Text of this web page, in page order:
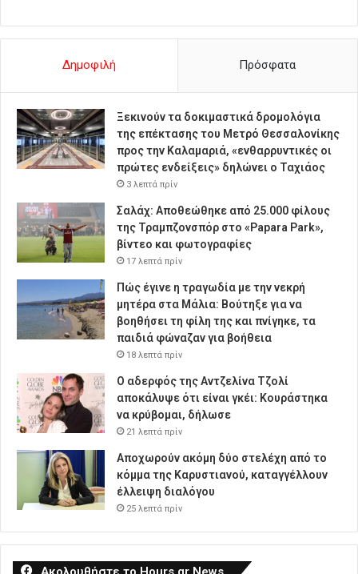
Δημοφιλή Πρόσφατα
Ξεκινούν τα δοκιμαστικά δρομολόγια
της επέκτασης του Μετρό Θεσσαλονίκης
προς την Καλαμαριά, «ενθαρρυντικές οι
πρώτες ενδείξεις» δηλώνει ο Ταχιάος
3 λεπτά πρίν
Σαλάχ: Αποθεώθηκε από 25.000 φίλους
της Τραμπζονσπόρ στο «Papara Park»,
βίντεο και φωτογραφίες
17 λεπτά πρίν
Πώς έγινε η τραγωδία με την νεκρή
μητέρα στα Μάλια: Βούτηξε για να
βοηθήσει τη φίλη της και πνίγηκε, τα
παιδιά φώναζαν για βοήθεια
18 λεπτά πρίν
Ο αδερφός της Αντζελίνα Τζολί
αποκάλυψε ότι είναι γκέι: Κουράστηκα
να κρύβομαι, δήλωσε
21 λεπτά πρίν
Αποχωρούν ακόμη δύο στελέχη από το
κόμμα της Καρυστιανού, καταγγέλλουν
έλλειψη διαλόγου
25 λεπτά πρίν